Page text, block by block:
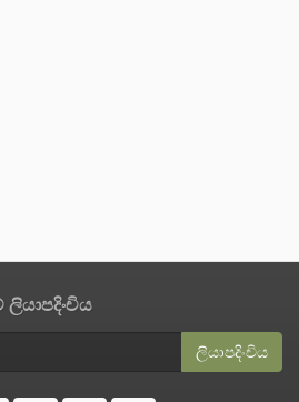
ලියාපදිංචිය
ලියාපදිංචිය